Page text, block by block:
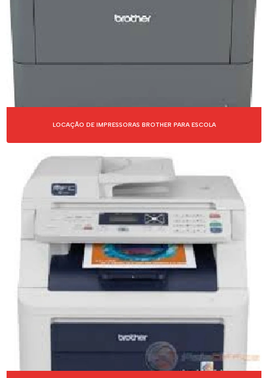
MÁQUINAS COPIADORAS
OUTSOURCING DE IMPRESSÕES
SERVIÇOS DE LOCAÇÃO DE IMPRESSORAS
SERVIÇOS DE OUTSOURCING DE IMPRESSÃO
TERCEIRIZAÇÃO DE IMPRESSÕES
LOCAÇÃO DE IMPRESSORAS BROTHER PARA ESCOLA